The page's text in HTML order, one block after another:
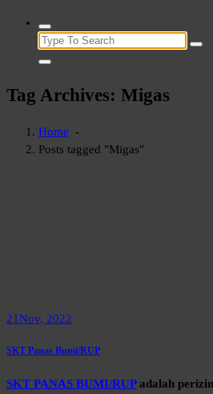
Search
for:
Tag Archives: Migas
Home -
Posts tagged "Migas"
21Nov, 2022
SKT Panas Bumi/RUP
SKT PANAS BUMI/RUPadalah